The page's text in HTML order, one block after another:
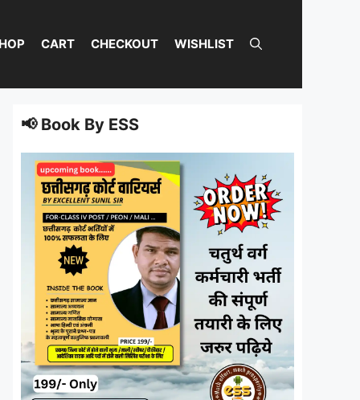
CART CHECKOUT WISHLIST
📢 Book By ESS